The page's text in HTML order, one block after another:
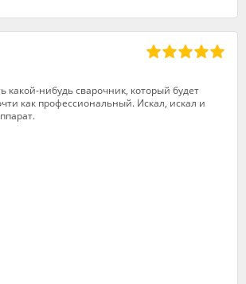
какой-нибудь сварочник, который будет
как профессиональный. Искал, искал и